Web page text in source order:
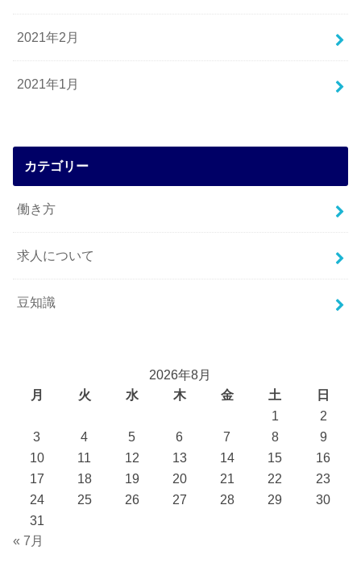
2021年2月
2021年1月
カテゴリー
働き方
求人について
豆知識
2026年8月
月
火 水 木 金 土
日
1
2
3
4 5 6 7 8
9
10
11 12 13 14 15
16
17
18 19 20 21 22
23
24
25 26 27 28 29
30
31
« 7月